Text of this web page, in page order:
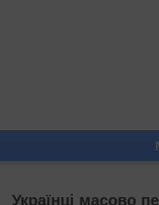
Українці масово